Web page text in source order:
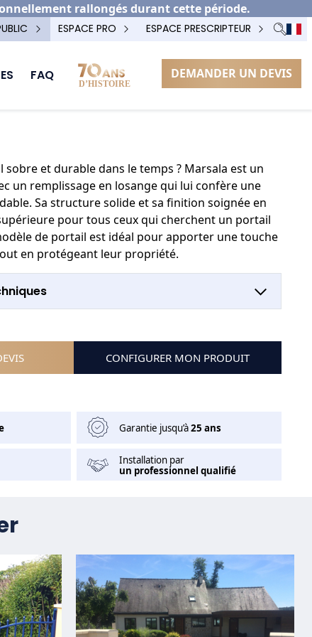
rallongés durant cette période.
ESPACE PRO ESPACE PRESCRIPTEUR
FAQ DEMANDER UN DEVIS
et durable dans le temps ? Marsala est un
un remplissage en losange qui lui confère une
Sa structure solide et sa finition soignée en
pour tous ceux qui cherchent un portail
de portail est idéal pour apporter une touche
en protégeant leur propriété.
CONFIGURER MON PRODUIT
Garantie jusqu’à25 ans
Installation par
un professionnel qualifié